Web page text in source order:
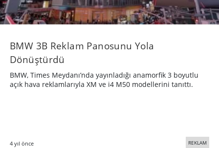
BMW 3B Reklam Panosunu Yola
Dönüştürdü
BMW, Times Meydanı’nda yayınladığı anamorfik 3 boyutlu
açık hava reklamlarıyla XM ve i4 M50 modellerini tanıttı.
4 yıl önce REKLAM